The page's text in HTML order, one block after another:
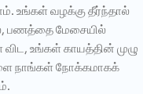
உங்கள் வழக்கு தீர்ந்தால்
பணத்தை மேசையில்
உங்கள் காயத்தின் முழு
நாங்கள் நோக்கமாகக்